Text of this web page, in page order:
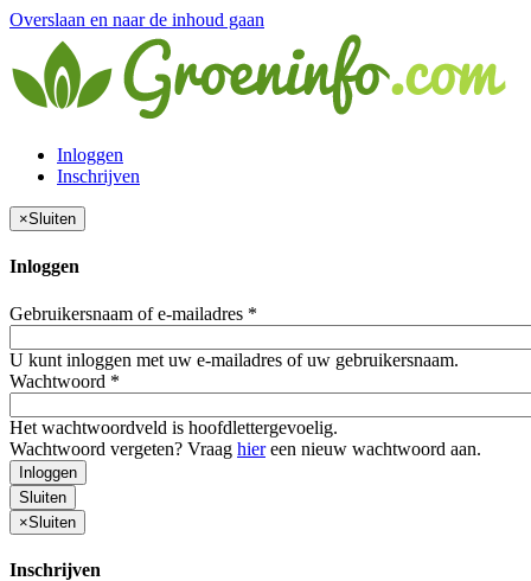
Overslaan en naar de inhoud gaan
Inloggen
Inschrijven
×Sluiten
Inloggen
Gebruikersnaam of e-mailadres *
U kunt inloggen met uw e-mailadres of uw gebruikersnaam.
Wachtwoord *
Het wachtwoordveld is hoofdlettergevoelig.
Wachtwoord vergeten? Vraag hiereen nieuw wachtwoord aan.
Inloggen
Sluiten
×Sluiten
Inschrijven